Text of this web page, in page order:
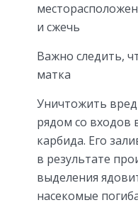
и сжечь
Важно следить,
матка
Уничтожить
рядом со входов
карбида. Его
в результате
выделения
насекомые